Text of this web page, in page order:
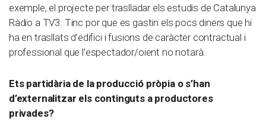
exemple, el projecte per traslladar els estudis de Catalunya
Ràdio a TV3. Tinc por que es gastin els pocs diners que hi
ha en trasllats d’edifici i fusions de caràcter contractual i
professional que l’espectador/oient no notarà.
Ets partidària de la producció pròpia o s’han
d’externalitzar els continguts a productores
privades?